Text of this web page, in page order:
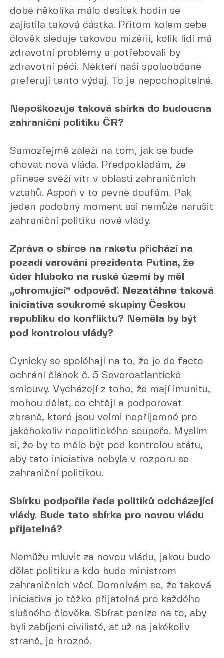
době několika málo desítek hodin se
zajistila taková částka. Přitom kolem sebe
člověk sleduje takovou mizérii, kolik lidí má
zdravotní problémy a potřebovali by
zdravotní péči. Někteří naši spoluobčané
preferují tento výdaj. To je nepochopitelné.
Nepoškozuje taková sbírka do budoucna
zahraniční politiku ČR?
Samozřejmě záleží na tom, jak se bude
chovat nová vláda. Předpokládám, že
přinese svěží vítr v oblasti zahraničních
vztahů. Aspoň v to pevně doufám. Pak
jeden podobný moment asi nemůže narušit
zahraniční politiku nové vlády.
Zpráva o sbírce na raketu přichází na
pozadí varování prezidenta Putina, že
úder hluboko na ruské území by měl
„ohromující“ odpověď. Nezatáhne taková
iniciativa soukromé skupiny Českou
republiku do konfliktu? Neměla by být
pod kontrolou vlády?
Cynicky se spoléhají na to, že je de facto
ochrání článek č. 5 Severoatlantické
smlouvy. Vycházejí z toho, že mají imunitu,
mohou dělat, co chtějí a podporovat
zbraně, které jsou velmi nepříjemné pro
jakéhokoliv nepolitického soupeře. Myslím
si, že by to mělo být pod kontrolou státu,
aby tato iniciativa nebyla v rozporu se
zahraniční politikou.
Sbírku podpořila řada politiků odcházející
vlády. Bude tato sbírka pro novou vládu
přijatelná?
Nemůžu mluvit za novou vládu, jakou bude
dělat politiku a kdo bude ministrem
zahraničních věcí. Domnívám se, že taková
iniciativa je těžko přijatelná pro každého
slušného člověka. Sbírat peníze na to, aby
byli zabíjeni civilisté, ať už na jakékoliv
straně, je hrozné.